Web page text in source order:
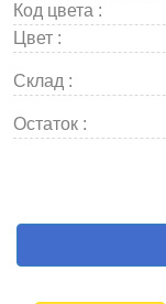
Код цвета :
Цвет :
Склад :
Остаток :